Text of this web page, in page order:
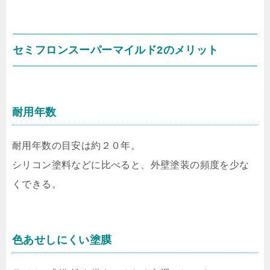
セミフロンスーパーマイルド2のメリット
耐用年数
耐用年数の目安は約２０年。
シリコン塗料などに比べると、外壁塗装の頻度を少な
くできる。
色あせしにくい塗膜